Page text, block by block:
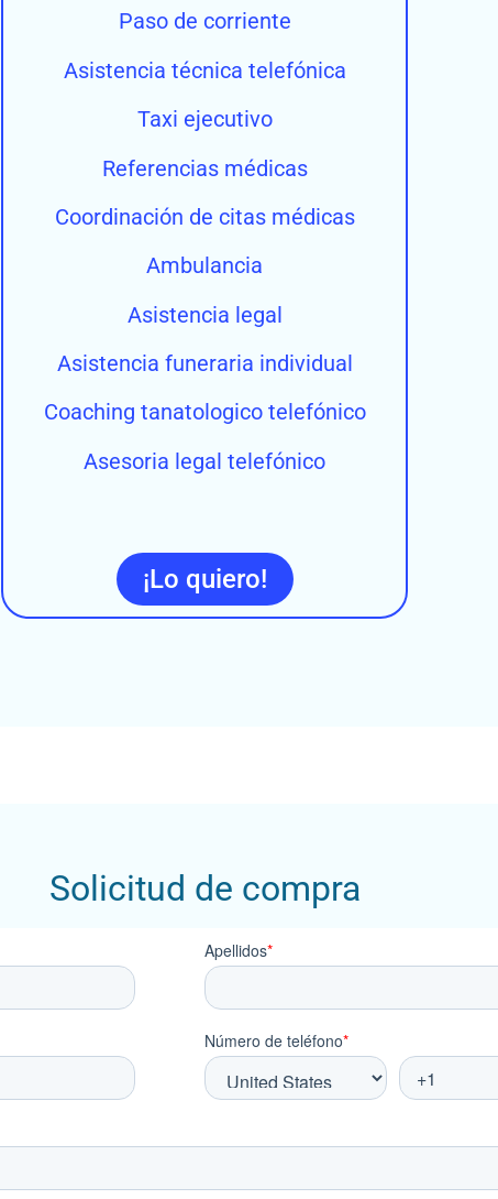
Paso de corriente
Asistencia técnica telefónica
Taxi ejecutivo
Referencias médicas
Coordinación de citas médicas
Ambulancia
Asistencia legal
Asistencia funeraria individual
Coaching tanatologico telefónico
Asesoria legal telefónico
¡Lo quiero!
Solicitud de compra